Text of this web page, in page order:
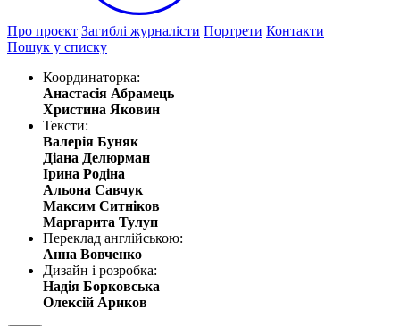
Про проєкт Загиблі журналісти Портрети Контакти
Пошук у списку
Координаторка:
Анастасія Абрамець
Христина Яковин
Тексти:
Валерія Буняк
Діана Делюрман
Ірина Родіна
Альона Савчук
Максим Ситніков
Маргарита Тулуп
Переклад англійською:
Анна Вовченко
Дизайн і розробка:
Надія Борковська
Олексій Ариков